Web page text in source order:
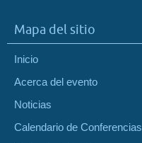
Mapa del sitio
Inicio
Acerca del evento
Noticias
Calendario de Conferencias